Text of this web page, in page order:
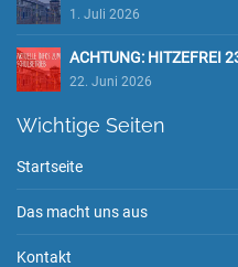
1. Juli 2026
ACHTUNG: HITZEFREI
22. Juni 2026
Wichtige Seiten
Startseite
Das macht uns aus
Kontakt